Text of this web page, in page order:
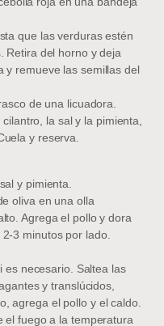
que las verduras estén
Retira del horno y deja
y remueve las semillas del
de una licuadora.
la sal y la pimienta,
y reserva.
y pimienta.
oliva en una olla
Agrega el pollo y dora
3 minutos por lado.
es necesario. Saltea las
y translúcidos,
agrega el pollo y el caldo.
el fuego a la temperatura